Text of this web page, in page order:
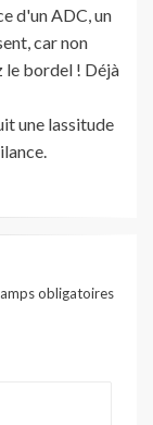
d'un ADC, un
car non
le bordel ! Déjà
une lassitude
obligatoires